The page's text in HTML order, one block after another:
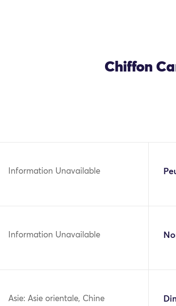
Chiffon
Information Unavailable
Information Unavailable
Asie: Asie orientale, Chine